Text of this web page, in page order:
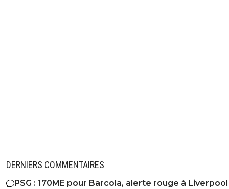
DERNIERS COMMENTAIRES
PSG : 170ME pour Barcola, alerte rouge à Liverpool